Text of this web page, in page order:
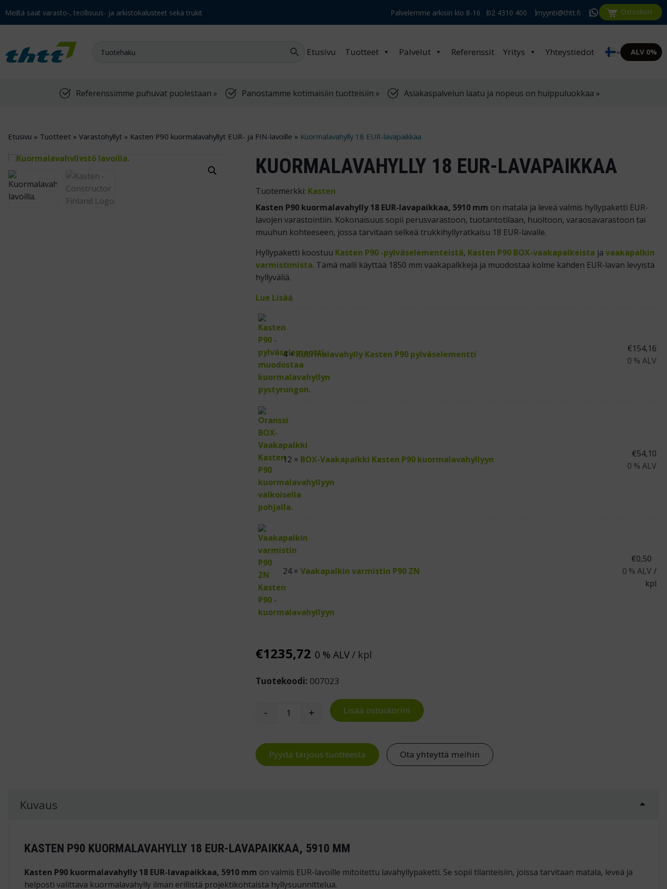
Meiltä saat varasto-, teollisuus- ja arkistokalusteet sekä trukit Palvelemme arkisin klo 8-16 02 4310 400 myynti@thtt.fi Ostoskori
Etusivu Tuotteet Palvelut Referenssit Yritys Yhteystiedot ALV 0%
Referenssimme puhuvat puolestaan » Panostamme kotimaisiin tuotteisiin » Asiakaspalvelun laatu ja nopeus on huippuluokkaa »
Etusivu » Tuotteet » Varastohyllyt » Kasten P90 kuormalavahyllyt EUR- ja FIN-lavoille » Kuormalavahylly 18 EUR-lavapaikkaa
KUORMALAVAHYLLY 18 EUR-LAVAPAIKKAA
Tuotemerkki: Kasten
Kasten P90 kuormalavahylly 18 EUR-lavapaikkaa, 5910 mm on matala ja leveä valmis hyllypaketti EUR-
lavojen varastointiin. Kokonaisuus sopii perusvarastoon, tuotantotilaan, huoltoon, varaosavarastoon tai
muuhun kohteeseen, jossa tarvitaan selkeä trukkihyllyratkaisu 18 EUR-lavalle.
Hyllypaketti koostuu Kasten P90 -pylväselementeistä, Kasten P90 BOX-vaakapalkeista ja vaakapalkin
varmistimista. Tämä malli käyttää 1850 mm vaakapalkkeja ja muodostaa kolme kahden EUR-lavan levyistä
hyllyväliä.
Lue Lisää
4 ×Kuormalavahylly Kasten P90 pylväselementti
€154,16
0 % ALV
12 × BOX-Vaakapalkki Kasten P90 kuormalavahyllyyn
€54,10
0 % ALV
24 × Vaakapalkin varmistin P90 ZN
€0,50
0 % ALV /
kpl
€1235,72 0 % ALV/ kpl
Tuotekoodi: 007023
Kuormalavahylly 18 EUR-lavapaikkaa määrä
- + Lisää ostoskoriin
Pyydä tarjous tuotteesta Ota yhteyttä meihin
Kuvaus
KASTEN P90 KUORMALAVAHYLLY 18 EUR-LAVAPAIKKAA, 5910 MM
Kasten P90 kuormalavahylly 18 EUR-lavapaikkaa, 5910 mm on valmis EUR-lavoille mitoitettu lavahyllypaketti. Se sopii tilanteisiin, joissa tarvitaan matala, leveä ja
helposti valittava kuormalavahylly ilman erillistä projektikohtaista hyllysuunnittelua.